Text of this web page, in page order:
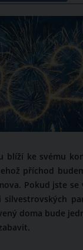
blíží ke svému
příchod
Pokud jste se
silvestrovských
doma bude